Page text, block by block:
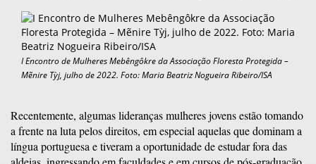
I Encontro de Mulheres Mebêngôkre da Associação Floresta Protegida –
Mẽnire Tỳj, julho de 2022. Foto: Maria Beatriz Nogueira Ribeiro/ISA
Recentemente, algumas lideranças mulheres jovens estão tomando
a frente na luta pelos direitos, em especial aquelas que dominam a
língua portuguesa e tiveram a oportunidade de estudar fora das